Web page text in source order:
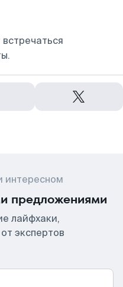
интересном
предложениями
лайфхаки,
экспертов